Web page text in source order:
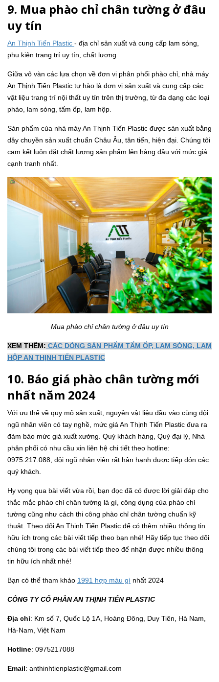
9. Mua phào chỉ chân tường ở đâu
uy tín
An Thịnh Tiến Plastic - địa chỉ sản xuất và cung cấp lam sóng,
phụ kiện trang trí uy tín, chất lượng
Giữa vô vàn các lựa chọn về đơn vị phân phối phào chỉ, nhà máy
An Thịnh Tiến Plastic tự hào là đơn vị sản xuất và cung cấp các
vật liệu trang trí nội thất uy tín trên thị trường, từ đa dạng các loại
phào, lam sóng, tấm ốp, lam hộp.
Sản phẩm của nhà máy An Thịnh Tiến Plastic được sản xuất bằng
dây chuyền sản xuất chuẩn Châu Âu, tân tiến, hiện đại. Chúng tôi
cam kết luôn đặt chất lượng sản phẩm lên hàng đầu với mức giá
cạnh tranh nhất.
Mua phào chỉ chân tường ở đâu uy tín
XEM THÊM: CÁC DÒNG SẢN PHẨM TẤM ỐP, LAM SÓNG, LAM
HỘP AN THỊNH TIẾN PLASTIC
10. Báo giá phào chân tường mới
nhất năm 2024
Với ưu thế về quy mô sản xuất, nguyên vật liệu đầu vào cùng đội
ngũ nhân viên có tay nghề, mức giá An Thịnh Tiến Plastic đưa ra
đảm bảo mức giá xuất xưởng. Quý khách hàng, Quý đại lý, Nhà
phân phối có nhu cầu xin liên hệ chi tiết theo hotline:
0975.217.088, đội ngũ nhân viên rất hân hạnh được tiếp đón các
quý khách.
Hy vọng qua bài viết vừa rồi, bạn đọc đã có được lời giải đáp cho
thắc mắc phào chỉ chân tường là gì, công dụng của phào chỉ
tường cũng như cách thi công phào chỉ chân tường chuẩn kỹ
thuật. Theo dõi An Thịnh Tiến Plastic để có thêm nhiều thông tin
hữu ích trong các bài viết tiếp theo bạn nhé! Hãy tiếp tục theo dõi
chúng tôi trong các bài viết tiếp theo để nhận được nhiều thông
tin hữu ích nhất nhé!
Bạn có thể tham khảo 1991 hợp màu gì nhất 2024
CÔNG TY CỔ PHẦN AN THỊNH TIẾN PLASTIC
Địa chỉ: Km số 7, Quốc Lộ 1A, Hoàng Đông, Duy Tiên, Hà Nam,
Hà-Nam, Việt Nam
Hotline: 0975217088
Email: anthinhtienplastic@gmail.com